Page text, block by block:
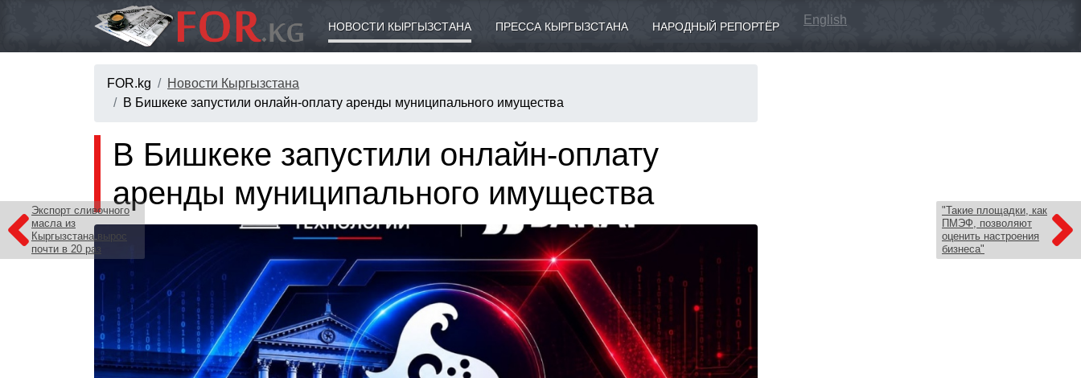
НОВОСТИ КЫРГЫЗСТАНА ПРЕССА КЫРГЫЗСТАНА НАРОДНЫЙ РЕПОРТЁР English
FOR.kg
Новости Кыргызстана
В Бишкеке запустили онлайн-оплату аренды муниципального имущества
Экспорт сливочного
масла из
Кыргызстана вырос
почти в 20 раз
"Такие площадки, как
ПМЭФ, позволяют
оценить настроения
бизнеса"
В Бишкеке запустили онлайн-оплату
аренды муниципального имущества